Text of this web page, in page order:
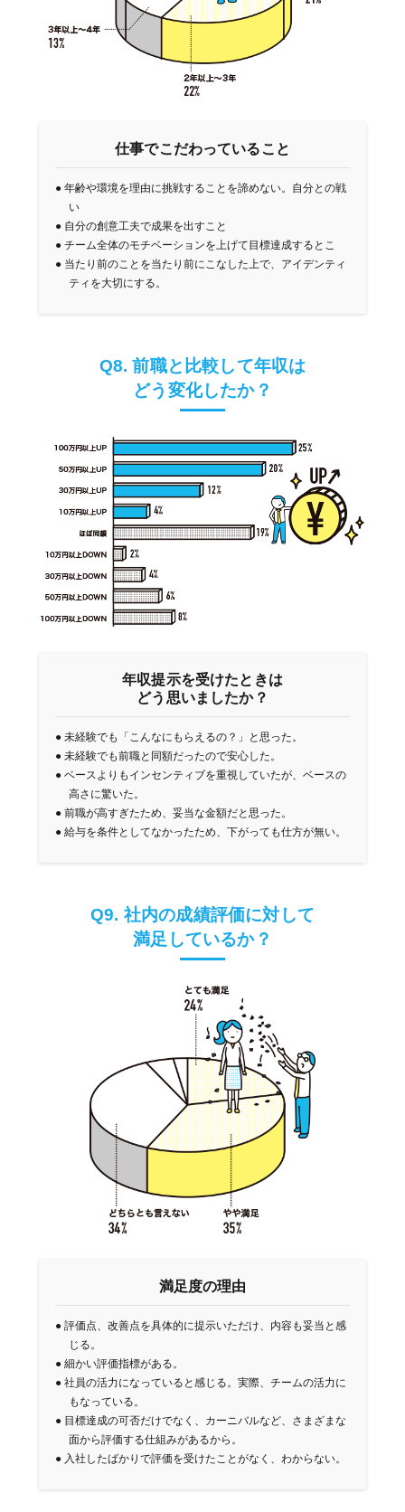
仕事でこだわっていること
●年齢や環境を理由に挑戦することを諦めない。自分との戦
い
● 自分の創意工夫で成果を出すこと
●チーム全体のモチベーションを上げて目標達成するとこ
● 当たり前のことを当たり前にこなした上で、アイデンティ
ティを大切にする。
Q8. 前職と比較して年収は
どう変化したか？
年収提示を受けたときは
どう思いましたか？
●未経験でも「こんなにもらえるの？」と思った。
●未経験でも前職と同額だったので安心した。
●ベースよりもインセンティブを重視していたが、ベースの
高さに驚いた。
●前職が高すぎたため、妥当な金額だと思った。
●給与を条件としてなかったため、下がっても仕方が無い。
Q9. 社内の成績評価に対して
満足しているか？
満足度の理由
●評価点、改善点を具体的に提示いただけ、内容も妥当と感
じる。
●細かい評価指標がある。
●社員の活力になっていると感じる。実際、チームの活力に
もなっている。
● 目標達成の可否だけでなく、カーニバルなど、さまざまな
面から評価する仕組みがあるから。
● 入社したばかりで評価を受けたことがなく、わからない。